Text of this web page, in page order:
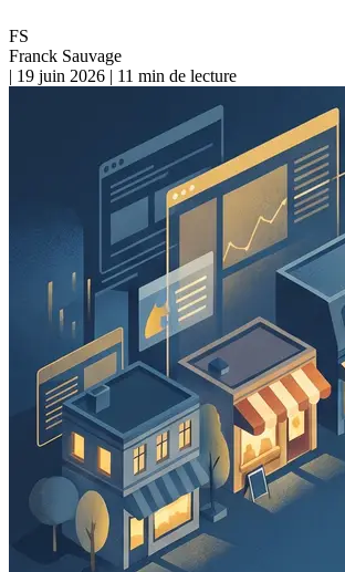
FS
Franck Sauvage
| 19 juin 2026 | 11 min de lecture